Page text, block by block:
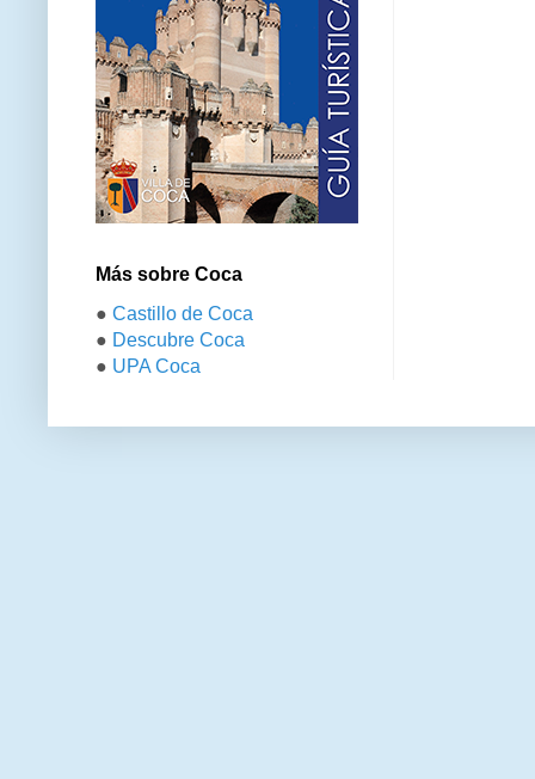
Más sobre Coca
● Castillo de Coca
● Descubre Coca
● UPA Coca